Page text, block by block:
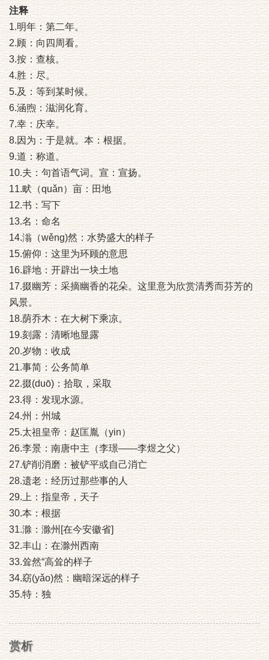
注释
1.明年：第二年。
2.顾：向四周看。
3.按：查核。
4.胜：尽。
5.及：等到某时候。
6.涵煦：滋润化育。
7.幸：庆幸。
8.因为：于是就。本：根据。
9.道：称道。
10.夫：句首语气词。宣：宣扬。
11.畎（quǎn）亩：田地
12.书：写下
13.名：命名
14.滃（wěng)然：水势盛大的样子
15.俯仰：这里为环顾的意思
16.辟地：开辟出一块土地
17.掇幽芳：采摘幽香的花朵。这里意为欣赏清秀而芬芳的
风景。
18.荫乔木：在大树下乘凉。
19.刻露：清晰地显露
20.岁物：收成
21.事简：公务简单
22.掇(duō)：拾取，采取
23.得：发现水源。
24.州：州城
25.太祖皇帝：赵匡胤（yin）
26.李景：南唐中主（李璟——李煜之父）
27.铲削消磨：被铲平或自己消亡
28.遗老：经历过那些事的人
29.上：指皇帝，天子
30.本：根据
31.滁：滁州[在今安徽省]
32.丰山：在滁州西南
33.耸然“高耸的样子
34.窈(yǎo)然：幽暗深远的样子
35.特：独
赏析